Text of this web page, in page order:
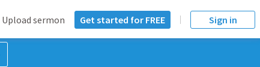
Upload sermon Get started for FREE Sign in